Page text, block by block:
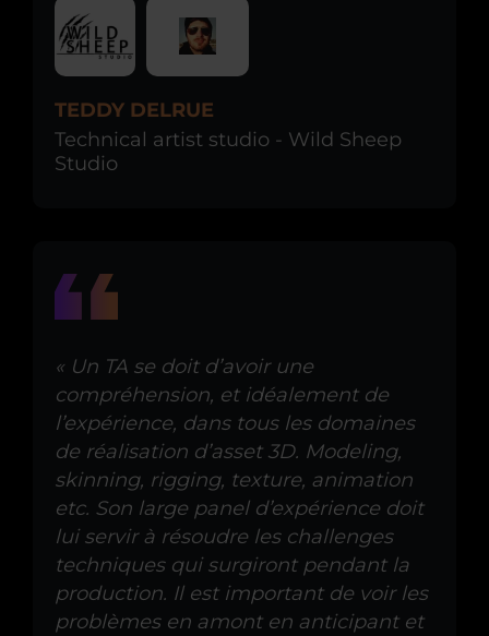
TEDDY DELRUE
Technical artist studio - Wild Sheep
Studio
« Un TA se doit d’avoir une
compréhension, et idéalement de
l’expérience, dans tous les domaines
de réalisation d’asset 3D. Modeling,
skinning, rigging, texture, animation
etc. Son large panel d’expérience doit
lui servir à résoudre les challenges
techniques qui surgiront pendant la
production. Il est important de voir les
problèmes en amont en anticipant et